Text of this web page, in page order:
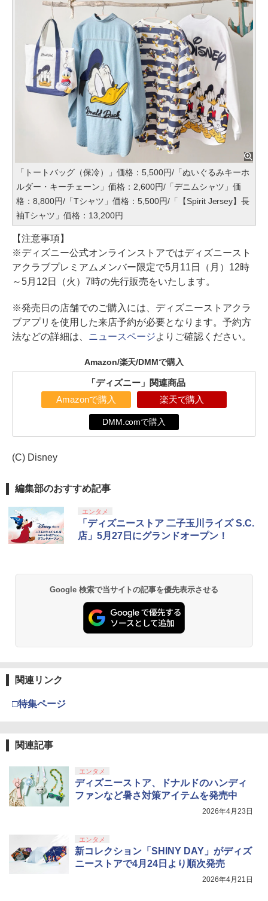
「トートバッグ（保冷）」価格：5,500円/「ぬいぐるみキーホ
ルダー・キーチェーン」価格：2,600円/「デニムシャツ」価
格：8,800円/「Tシャツ」価格：5,500円/「【Spirit Jersey】長
袖Tシャツ」価格：13,200円
【注意事項】
※ディズニー公式オンラインストアではディズニースト
アクラブプレミアムメンバー限定で5月11日（月）12時
～5月12日（火）7時の先行販売をいたします。
※発売日の店舗でのご購入には、ディズニーストアクラ
ブアプリを使用した来店予約が必要となります。予約方
法などの詳細は、 ニュースページよりご確認ください。
Amazon/楽天/DMMで購入
「ディズニー」関連商品
Amazonで購入 楽天で購入
DMM.comで購入
(C) Disney
編集部のおすすめ記事
エンタメ
「ディズニーストア 二子玉川ライズ S.C.
店」5月27日にグランドオープン！
Google 検索で当サイトの記事を優先表示させる
関連リンク
□特集ページ
関連記事
エンタメ
ディズニーストア、ドナルドのハンディ
ファンなど暑さ対策アイテムを発売中
2026年4月23日
エンタメ
新コレクション「SHINY DAY」がディズ
ニーストアで4月24日より順次発売
2026年4月21日